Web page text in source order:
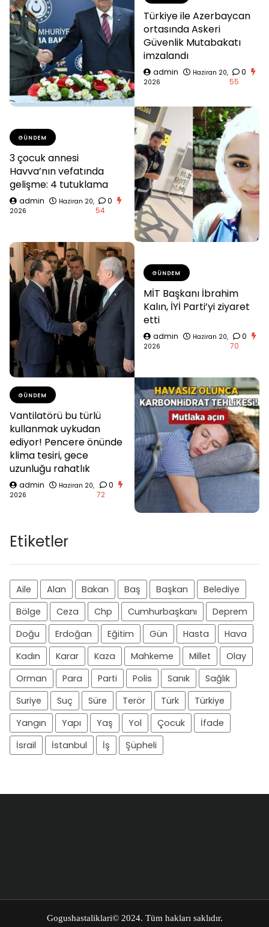
Türkiye ile Azerbaycan
ortasında Askeri
Güvenlik Mutabakatı
imzalandı
admin
Haziran 20,
2026
0
55
GÜNDEM
3 çocuk annesi
Havva’nın vefatında
gelişme: 4 tutuklama
admin
Haziran 20,
2026
0
54
GÜNDEM
MİT Başkanı İbrahim
Kalın, İYİ Parti’yi ziyaret
etti
admin
Haziran 20,
2026
0
70
GÜNDEM
Vantilatörü bu türlü
kullanmak uykudan
ediyor! Pencere önünde
klima tesiri, gece
uzunluğu rahatlık
admin
Haziran 20,
2026
0
72
Etiketler
Aile Alan Bakan Baş Başkan
Belediye
Bölge
Ceza Chp Cumhurbaşkanı
Deprem
Doğu
Erdoğan Eğitim Gün Hasta
Hava
Kadın
Karar Kaza Mahkeme Millet
Olay
Orman
Para Parti Polis Sanık
Sağlık
Suriye
Suç Süre Terör Türk
Türkiye
Yangın
Yapı Yaş Yol Çocuk
İfade
İsrail
İstanbul İş Şüpheli
Gogushastaliklari© 2024. Tüm hakları saklıdır.